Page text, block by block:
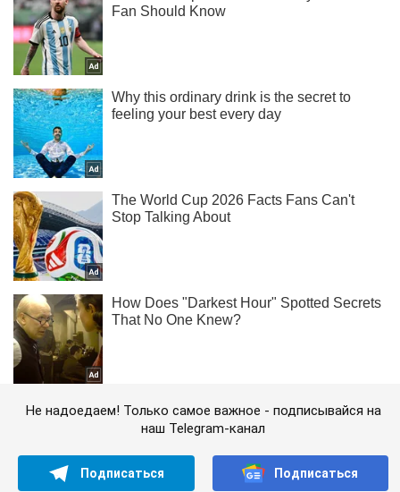
Не надоедаем! Только самое важное - подписывайся на
наш Telegram-канал
Подписаться Подписаться